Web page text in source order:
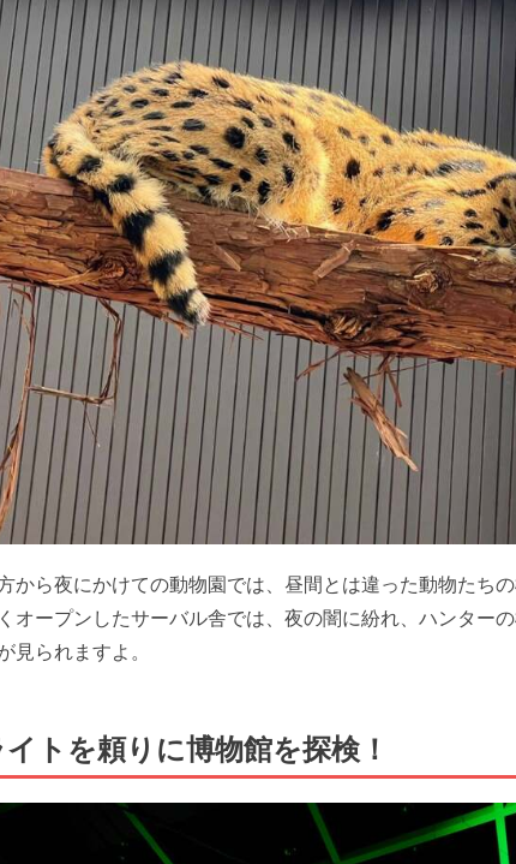
から夜にかけての動物園では、昼間とは違った動物たち
オープンしたサーバル舎では、夜の闇に紛れ、ハンター
見られますよ。
イトを頼りに博物館を探検！